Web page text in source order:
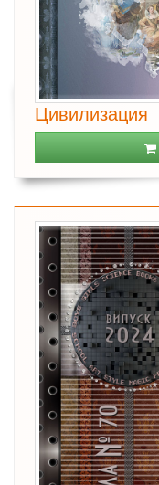
Цивилизация